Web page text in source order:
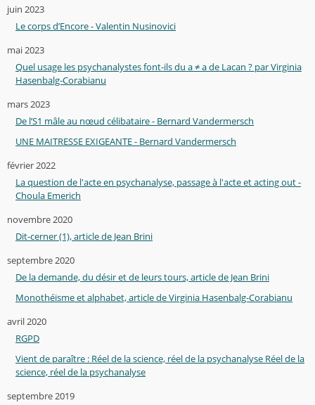
juin 2023
Le corps d’Encore - Valentin Nusinovici
mai 2023
Quel usage les psychanalystes font-ils du a ≠ a de Lacan ? par Virginia
Hasenbalg-Corabianu
mars 2023
De l’S1 mâle au nœud célibataire - Bernard Vandermersch
UNE MAITRESSE EXIGEANTE - Bernard Vandermersch
février 2022
La question de l'acte en psychanalyse, passage à l'acte et acting out -
Choula Emerich
novembre 2020
Dit-cerner (1), article de Jean Brini
septembre 2020
De la demande, du désir et de leurs tours, article de Jean Brini
Monothéïsme et alphabet, article de Virginia Hasenbalg-Corabianu
avril 2020
RGPD
Vient de paraître : Réel de la science, réel de la psychanalyse Réel de la
science, réel de la psychanalyse
septembre 2019